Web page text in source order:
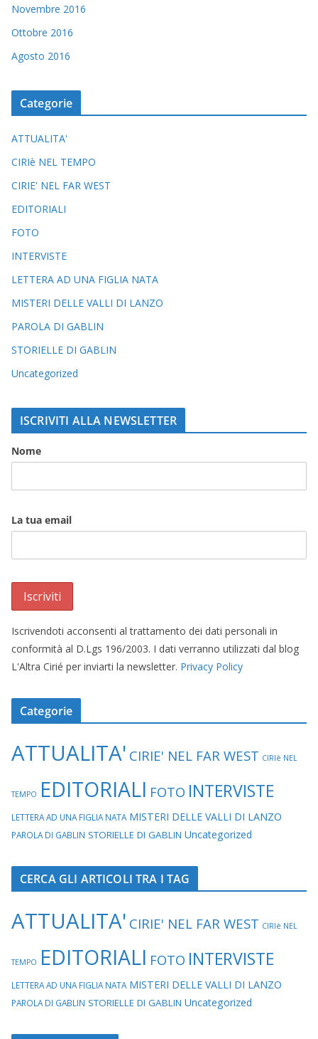
Novembre 2016
Ottobre 2016
Agosto 2016
Categorie
ATTUALITA'
CIRIè NEL TEMPO
CIRIE' NEL FAR WEST
EDITORIALI
FOTO
INTERVISTE
LETTERA AD UNA FIGLIA NATA
MISTERI DELLE VALLI DI LANZO
PAROLA DI GABLIN
STORIELLE DI GABLIN
Uncategorized
ISCRIVITI ALLA NEWSLETTER
Nome
La tua email
Iscrivendoti acconsenti al trattamento dei dati personali in
conformità al D.Lgs 196/2003. I dati verranno utilizzati dal blog
L'Altra Cirié per inviarti la newsletter. Privacy Policy
Categorie
ATTUALITA' CIRIE' NEL FAR WEST CIRIè NEL
TEMPO EDITORIALI FOTO INTERVISTE
LETTERA AD UNA FIGLIA NATA MISTERI DELLE VALLI DI LANZO
PAROLA DI GABLIN STORIELLE DI GABLIN Uncategorized
CERCA GLI ARTICOLI TRA I TAG
ATTUALITA' CIRIE' NEL FAR WEST CIRIè NEL
TEMPO EDITORIALI FOTO INTERVISTE
LETTERA AD UNA FIGLIA NATA MISTERI DELLE VALLI DI LANZO
PAROLA DI GABLIN STORIELLE DI GABLIN Uncategorized